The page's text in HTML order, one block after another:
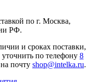
по г. Москва,
РФ.
и сроках поставки,
по телефону 8
почту shop@intelka.ru.